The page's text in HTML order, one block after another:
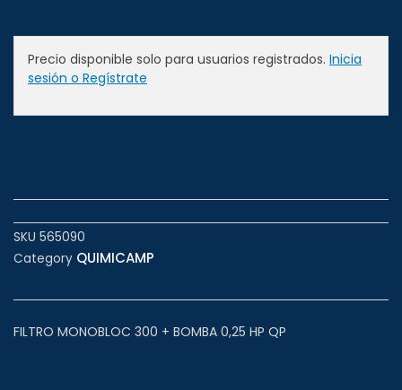
Precio disponible solo para usuarios registrados. Inicia
sesión o Regístrate
SKU 565090
Category QUIMICAMP
FILTRO MONOBLOC 300 + BOMBA 0,25 HP QP